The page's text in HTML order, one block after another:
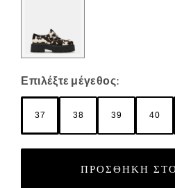
Επιλέξτε μέγεθος:
37 38 39 40
ΠΡΟΣΘΉΚΗ